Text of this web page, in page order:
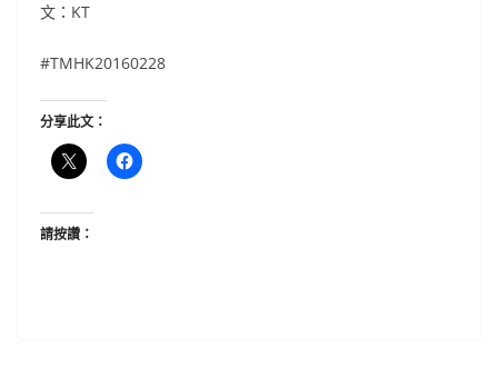
文：KT
#‎TMHK20160228
分享此文：
請按讚：